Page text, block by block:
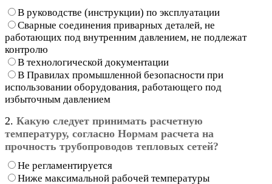
В руководстве (инструкции) по эксплуатации
Сварные соединения приварных деталей, не
работающих под внутренним давлением, не подлежат
контролю
В технологической документации
В Правилах промышленной безопасности при
использовании оборудования, работающего под
избыточным давлением
2. Какую следует принимать расчетную
температуру, согласно Нормам расчета на
прочность трубопроводов тепловых сетей?
Не регламентируется
Ниже максимальной рабочей температуры